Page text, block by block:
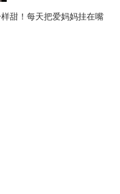
甜！每天把爱妈妈挂在嘴